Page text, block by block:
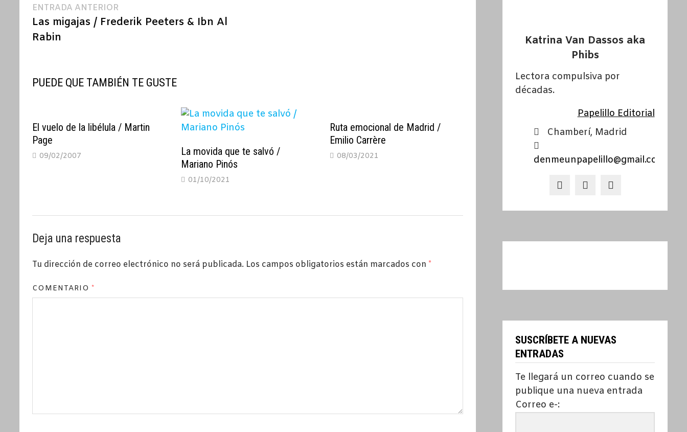
Navegación
de
ENTRADA ANTERIOR
anterior:
Las migajas / Frederik Peeters & Ibn Al
Rabin
PUEDE QUE TAMBIÉN TE GUSTE
El vuelo de la libélula / Martin
Page
09/02/2007
La movida que te salvó /
Mariano Pinós
01/10/2021
Ruta emocional de Madrid /
Emilio Carrère
08/03/2021
Deja una respuesta
Tu dirección de correo electrónico no será publicada. Los campos obligatorios están marcados con *
COMENTARIO*
Katrina Van Dassos aka
Phibs
Lectora compulsiva por
décadas.
Papelillo Editorial
Chamberí, Madrid
denmeunpapelillo@gmail.com
SUSCRÍBETE A NUEVAS
ENTRADAS
Te llegará un correo cuando se
publique una nueva entrada
Correo e-: